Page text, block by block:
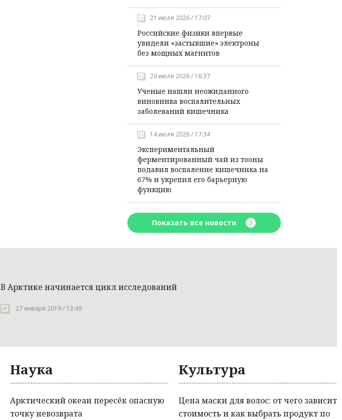
21 июля 2026 / 17:07
Российские физики впервые
увидели «застывшие» электроны
без мощных магнитов
20 июля 2026 / 16:37
Ученые нашли неожиданного
виновника воспалительных
заболеваний кишечника
14 июля 2026 / 17:34
Экспериментальный
ферментированный чай из тооны
подавил воспаление кишечника на
67% и укрепил его барьерную
функцию
Показать все новости
В Арктике начинается цикл исследований
27 января 2019 / 13:49
Наука
Арктический океан пересёк опасную
точку невозврата
Культура
Цена маски для волос: от чего зависит
стоимость и как выбрать продукт по